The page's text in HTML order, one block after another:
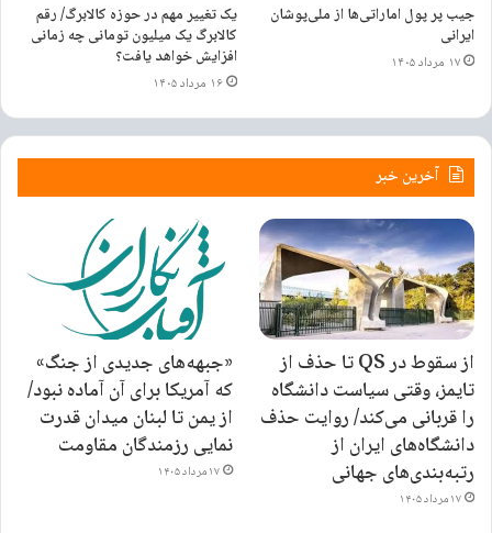
جیب پر پول اماراتی‌ها از ملی‌پوشان
ایرانی
۱۷ مرداد ۱۴۰۵
یک تغییر مهم در حوزه کالابرگ/ رقم
کالابرگ یک میلیون تومانی چه زمانی
افزایش خواهد یافت؟
۱۶ مرداد ۱۴۰۵
آخرین خبر
از سقوط در QS تا حذف از
تایمز، وقتی سیاست دانشگاه
را قربانی می‌کند/ روایت حذف
دانشگاه‌های ایران از
رتبه‌بندی‌های جهانی
۱۷ مرداد ۱۴۰۵
«جبهه‌های جدیدی از جنگ»
که آمریکا برای آن آماده نبود/
از یمن تا لبنان میدان قدرت
نمایی رزمندگان مقاومت
۱۷ مرداد ۱۴۰۵